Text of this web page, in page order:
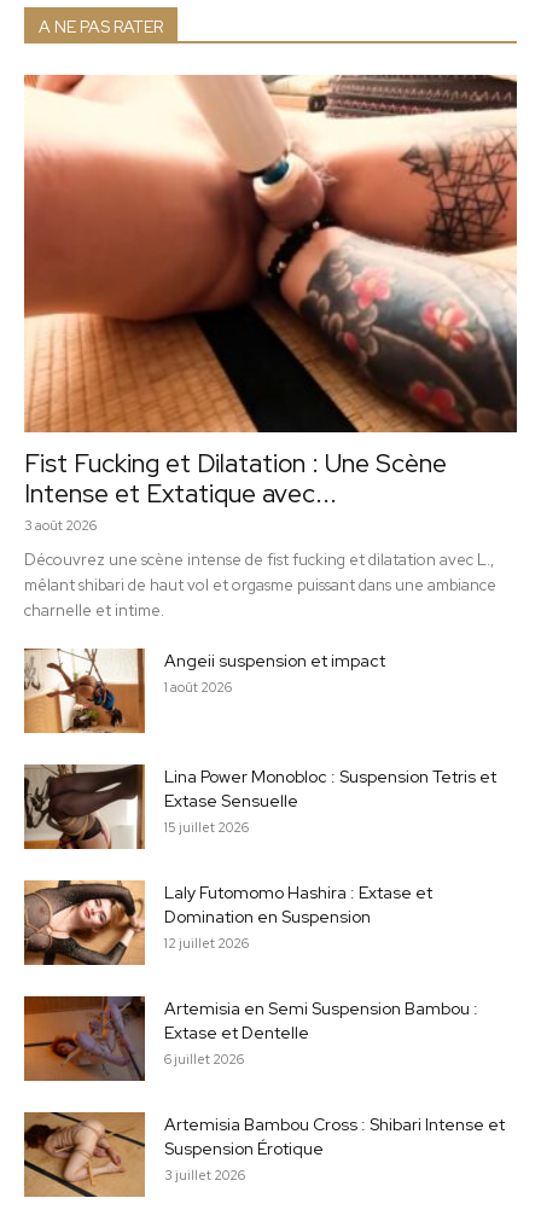
A NE PAS RATER
Fist Fucking et Dilatation : Une Scène
Intense et Extatique avec...
3 août 2026
Découvrez une scène intense de fist fucking et dilatation avec L.,
mêlant shibari de haut vol et orgasme puissant dans une ambiance
charnelle et intime.
Angeii suspension et impact
1 août 2026
Lina Power Monobloc : Suspension Tetris et
Extase Sensuelle
15 juillet 2026
Laly Futomomo Hashira : Extase et
Domination en Suspension
12 juillet 2026
Artemisia en Semi Suspension Bambou :
Extase et Dentelle
6 juillet 2026
Artemisia Bambou Cross : Shibari Intense et
Suspension Érotique
3 juillet 2026